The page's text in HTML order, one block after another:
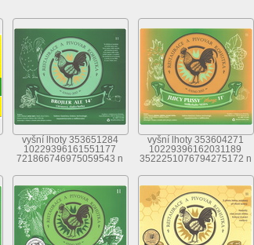
vyšní lhoty 353651284
10229396161551177
721866746975059543 n
vyšní lhoty 353604271
10229396162031189
3522251076794275172 n